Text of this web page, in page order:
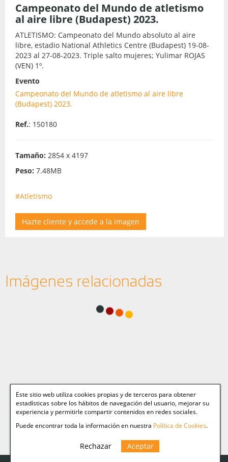
Campeonato del Mundo de atletismo
al aire libre (Budapest) 2023.
ATLETISMO: Campeonato del Mundo absoluto al aire
libre, estadio National Athletics Centre (Budapest) 19-08-
2023 al 27-08-2023. Triple salto mujeres; Yulimar ROJAS
(VEN) 1º.
Evento
Campeonato del Mundo de atletismo al aire libre
(Budapest) 2023.
Ref.: 150180
Tamaño: 2854 x 4197
Peso: 7.48MB
#Atletismo
Hazte cliente y accede a la imagen
Imágenes relacionadas
Este sitio web utiliza cookies propias y de terceros para obtener
estadísticas sobre los hábitos de navegación del usuario, mejorar su
experiencia y permitirle compartir contenidos en redes sociales.
Puede encontrar toda la información en nuestra Política de Cookies.
Rechazar Aceptar